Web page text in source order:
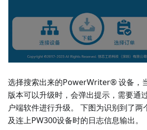
选择搜索出来的PowerWriter® 设备，
版本可以升级时，会弹出提示，需要
户端软件进行升级。 下图为识别到了两
及连上PW300设备时的日志信息输出。